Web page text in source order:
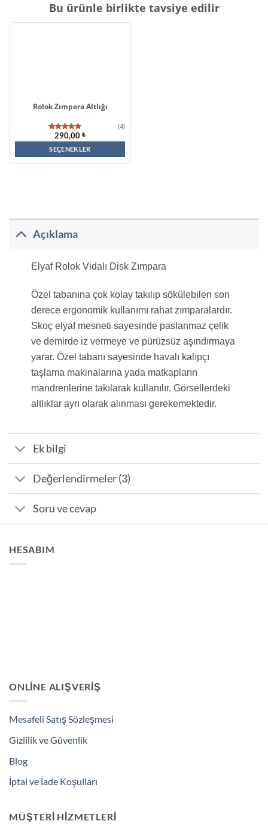
Bu ürünle birlikte tavsiye edilir
Rolok Zımpara Altlığı
müşteri
puanına
dayanarak
5.00puan
(4)
290,00 ₺
SEÇENEKLER
Bu
var.
ürün
seçilebilir
Açıklama
Elyaf Rolok Vidalı Disk Zımpara
Özel tabanına çok kolay takılıp sökülebilen son
derece ergonomik kullanımı rahat zımparalardır.
Skoç elyaf mesneti sayesinde paslanmaz çelik
ve demirde iz vermeye ve pürüzsüz aşındırmaya
yarar. Özel tabanı sayesinde havalı kalıpçı
taşlama makinalarına yada matkapların
mandrenlerine takılarak kullanılır. Görsellerdeki
altlıklar ayrı olarak alınması gerekemektedir.
Ek bilgi
Değerlendirmeler (3)
Soru ve cevap
HESABIM
ONLINE ALIŞVERIŞ
Mesafeli Satış Sözleşmesi
Gizlilik ve Güvenlik
Blog
İptal ve İade Koşulları
MÜŞTERI HIZMETLERI